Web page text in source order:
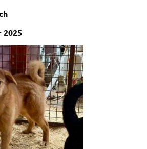
2025